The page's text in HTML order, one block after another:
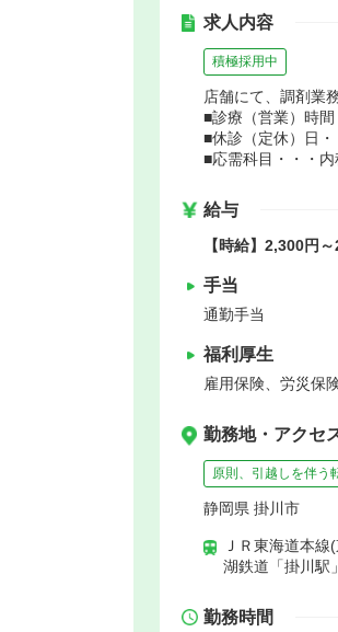
求人内容
積極採用中
店舗にて、調剤業
■診療（営業）時
■休診（定休）日
■応需科目・・・
給与
【時給】2,300円
手当
通勤手当
福利厚生
雇用保険、労災保
勤務地・アクセ
原則、引越しを伴う
静岡県 掛川市
ＪＲ東海道本
湖鉄道「掛川駅
勤務時間